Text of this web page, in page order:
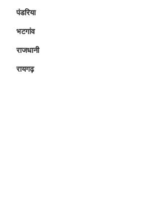
पंडरिया
भटगांव
राजधानी
रायगढ़